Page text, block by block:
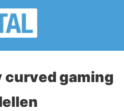
curved gaming